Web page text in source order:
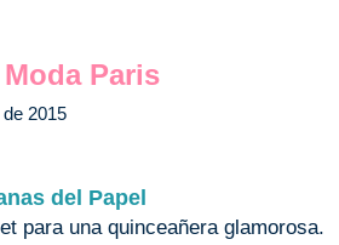
Paris
2015
del Papel
para una quinceañera glamorosa.